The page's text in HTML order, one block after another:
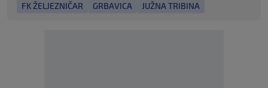
FK ŽELJEZNIČAR GRBAVICA JUŽNA TRIBINA